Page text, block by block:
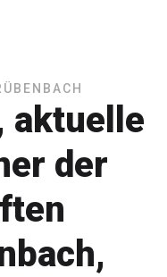
aktuelle
der